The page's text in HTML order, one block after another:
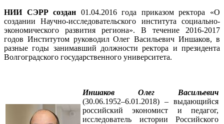
НИИ СЭРР создан 01.04.2016 года приказом ректора «О
создании Научно-исследовательского института социально-
экономического развития региона». В течение 2016-2017
годов Институтом руководил Олег Васильевич Иншаков, в
разные годы занимавший должности ректора и президента
Волгоградского государственного университета.
Иншаков Олег Васильевич
(30.06.1952–6.01.2018) – выдающийся
российский экономист и педагог,
исследователь истории Российского